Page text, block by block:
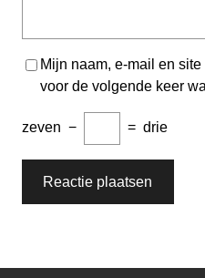
Mijn naam, e-mail en
voor de volgende keer
zeven − = drie